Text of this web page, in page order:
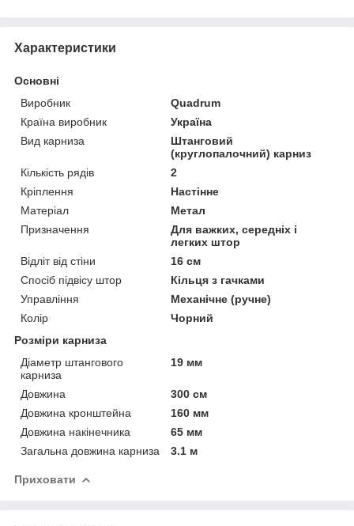
Характеристики
Основні
Виробник
Quadrum
Країна виробник
Україна
Вид карниза
Штанговий
(круглопалочний) карниз
Кількість рядів
2
Кріплення
Настінне
Матеріал
Метал
Призначення
Для важких, середніх і
легких штор
Відліт від стіни
16 см
Спосіб підвісу штор
Кільця з гачками
Управління
Механічне (ручне)
Колір
Чорний
Розміри карниза
Діаметр штангового
карниза
19 мм
Довжина
300 см
Довжина кронштейна
160 мм
Довжина накінечника
65 мм
Загальна довжина карниза
3.1 м
Приховати